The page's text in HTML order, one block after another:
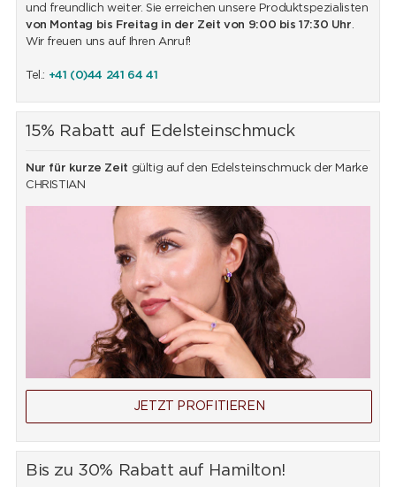
und freundlich weiter. Sie erreichen unsere Produktspezialisten
von Montag bis Freitag in der Zeit von 9:00 bis 17:30 Uhr.
Wir freuen uns auf Ihren Anruf!
Tel.: +41 (0)44 241 64 41
15% Rabatt auf Edelsteinschmuck
Nur für kurze Zeit gültig auf den Edelsteinschmuck der Marke
CHRISTIAN
JETZT PROFITIEREN
Bis zu 30% Rabatt auf Hamilton!